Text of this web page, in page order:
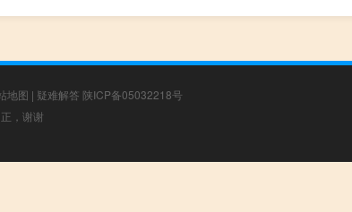
地图 | 疑难解答 陕ICP备05032218号
，谢谢